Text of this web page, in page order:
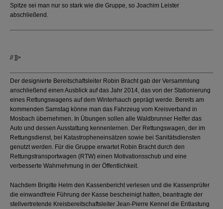
Spitze sei man nur so stark wie die Gruppe, so Joachim Leister
abschließend.
// ]]>
Der designierte Bereitschaftsleiter Robin Bracht gab der Versammlung
anschließend einen Ausblick auf das Jahr 2014, das von der Stationierung
eines Rettungswagens auf dem Winterhauch geprägt werde. Bereits am
kommenden Samstag könne man das Fahrzeug vom Kreisverband in
Mosbach übernehmen. In Übungen sollen alle Waldbrunner Helfer das
Auto und dessen Ausstattung kennenlernen. Der Rettungswagen, der im
Rettungsdienst, bei Katastropheneinsätzen sowie bei Sanitätsdiensten
genutzt werden. Für die Gruppe erwartet Robin Bracht durch den
Rettungstransportwagen (RTW) einen Motivationsschub und eine
verbesserte Wahrnehmung in der Öffentlichkeit.
Nachdem Brigitte Helm den Kassenbericht verlesen und die Kassenprüfer
die einwandfreie Führung der Kasse bescheinigt hatten, beantragte der
stellvertretende Kreisbereitschaftsleiter Jean-Pierre Kennel die Entlastung